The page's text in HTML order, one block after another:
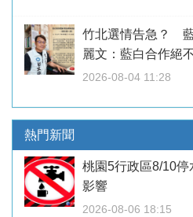
竹北選情告急？
麗文：藍白合作絕
2026-08-04 11:28
熱門新聞
桃園5行政區8/10
影響
2026-08-06 18:15